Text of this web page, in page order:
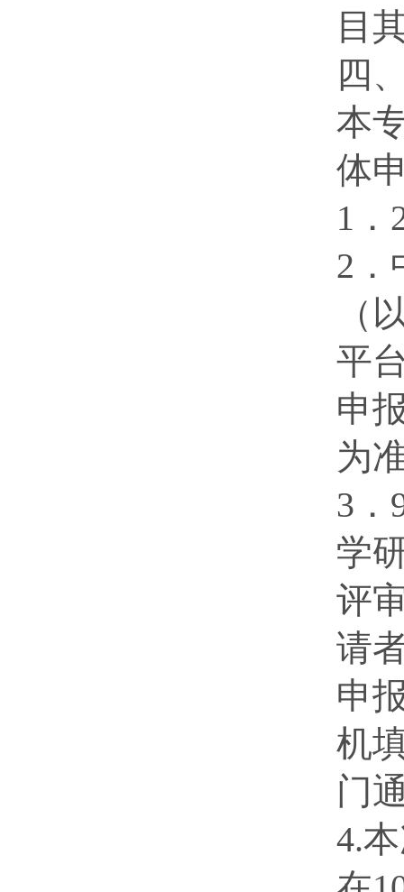
目
四
本
体
1．
2．
（
平
申
为
3．
学
评
请
申
机
门
4.